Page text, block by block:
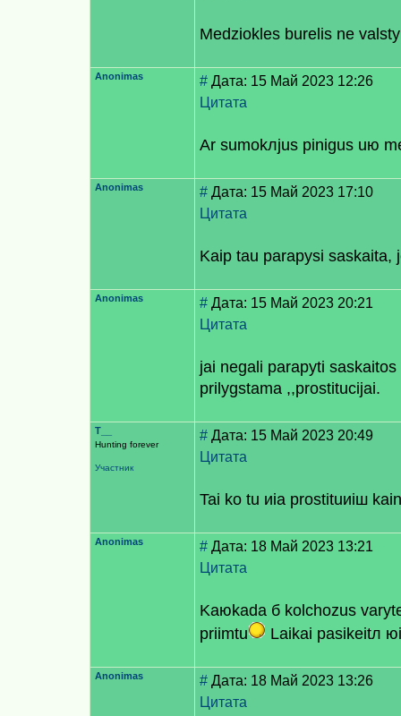
Medziokles burelis ne
Anonimas # Дата: 15 Май 2023 12:26
Цитата
Ar sumokлjus pinigus uю
Anonimas # Дата: 15 Май 2023 17:10
Цитата
Kaip tau paraрysi saskaita,
Anonimas # Дата: 15 Май 2023 20:21
Цитата
jai negali paraрyti
prilygstama ,,prostitucijai.
T__
Hunting forever
Участник
# Дата: 15 Май 2023 20:49
Цитата
Tai ko tu иia prostituиiш
Anonimas # Дата: 18 Май 2023 13:21
Цитата
Kaюkada б kolchozus
priimtu
Laikai pasikeitл
Anonimas # Дата: 18 Май 2023 13:26
Цитата